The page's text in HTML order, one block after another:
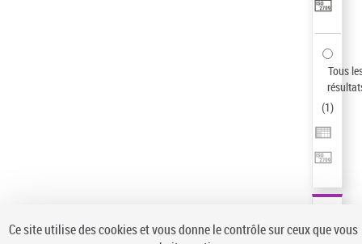
Tous
(1)
Ce site utilise des cookies et vous donne le contrôle sur ceux que vous